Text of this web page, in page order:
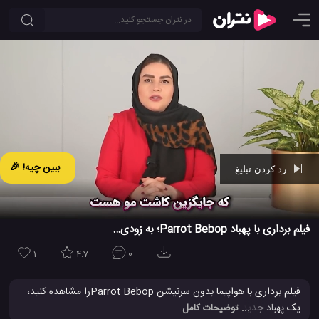
ببین چیه! 🎉
Ad -01:29
فیلم برداری با پهباد Parrot Bebop؛ به زودی…
1 4.7 0
فیلم برداری با هواپیما بدون سرنیشن Parrot Bebopرا مشاهده کنید،
یک پهباد جدید که می تواند کیفیتی عالی را در
... توضیحات کامل